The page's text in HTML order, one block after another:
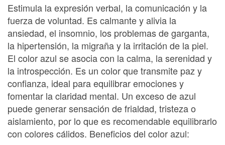
Estimula la expresión verbal, la comunicación y la
fuerza de voluntad. Es calmante y alivia la
ansiedad, el insomnio, los problemas de garganta,
la hipertensión, la migraña y la irritación de la piel.
El color azul se asocia con la calma, la serenidad y
la introspección. Es un color que transmite paz y
confianza, ideal para equilibrar emociones y
fomentar la claridad mental. Un exceso de azul
puede generar sensación de frialdad, tristeza o
aislamiento, por lo que es recomendable equilibrarlo
con colores cálidos. Beneficios del color azul: